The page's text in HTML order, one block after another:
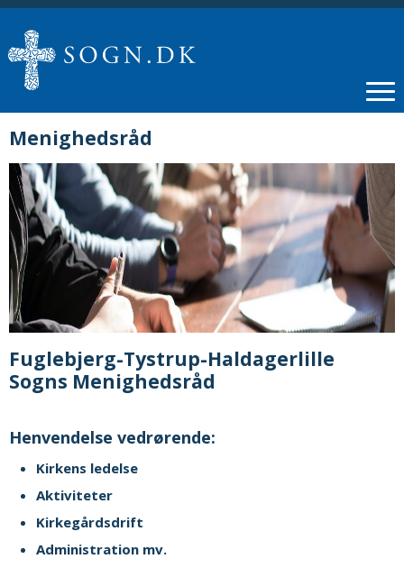
Menighedsråd
Fuglebjerg-Tystrup-Haldagerlille
Sogns Menighedsråd
Henvendelse vedrørende:
Kirkens ledelse
Aktiviteter
Kirkegårdsdrift
Administration mv.